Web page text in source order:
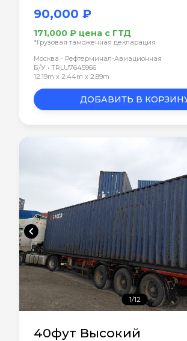
90,000 ₽
171,000 ₽ цена с ГТД
*Грузовая таможенная декларация
Москва - Рефтерминал-Авиационная
Б/У • TRLU7645966
12.19m x 2.44m x 2.89m
ДОБАВИТЬ В
chevron_left
1/12
40фут Высокий